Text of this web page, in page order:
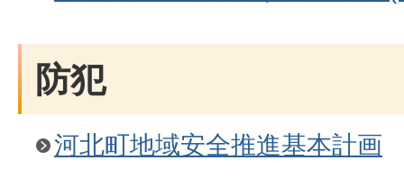
防犯
河北町地域安全推進基本計画